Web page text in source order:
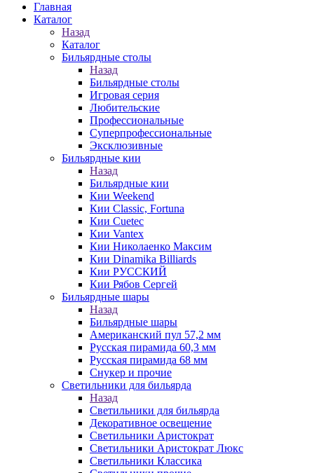
Главная
Каталог
Назад
Каталог
Бильярдные столы
Назад
Бильярдные столы
Игровая серия
Любительские
Профессиональные
Суперпрофессиональные
Эксклюзивные
Бильярдные кии
Назад
Бильярдные кии
Кии Weekend
Кии Classic, Fortuna
Кии Cuetec
Кии Vantex
Кии Николаенко Максим
Кии Dinamika Billiards
Кии РУССКИЙ
Кии Рябов Сергей
Бильярдные шары
Назад
Бильярдные шары
Американский пул 57,2 мм
Русская пирамида 60,3 мм
Русская пирамида 68 мм
Снукер и прочие
Светильники для бильярда
Назад
Светильники для бильярда
Декоративное освещение
Светильники Аристократ
Светильники Аристократ Люкс
Светильники Классика